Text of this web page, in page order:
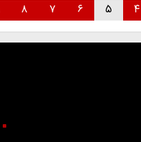
۴ ۵ ۶ ۷ ۸